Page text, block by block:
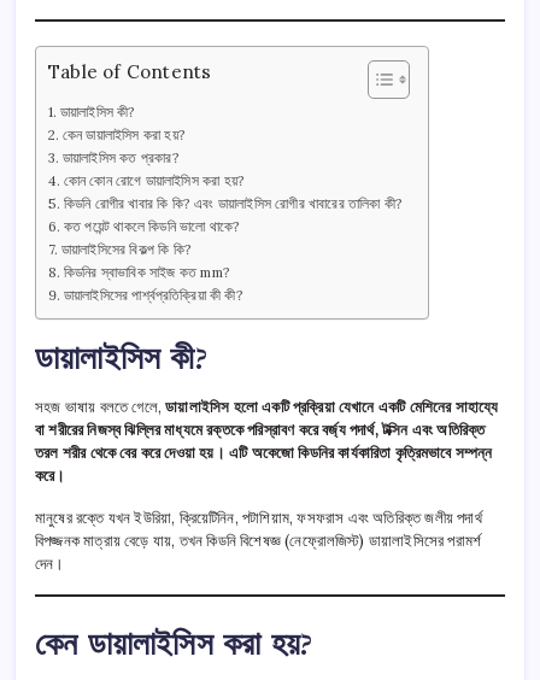
Table of Contents
ডায়ালাইসিস কী?
কেন ডায়ালাইসিস করা হয়?
ডায়ালাইসিস কত প্রকার?
কোন কোন রোগে ডায়ালাইসিস করা হয়?
কিডনি রোগীর খাবার কি কি? এবং ডায়ালাইসিস রোগীর খাবারের তালিকা কী?
কত পয়েন্ট থাকলে কিডনি ভালো থাকে?
ডায়ালাইসিসের বিকল্প কি কি?
কিডনির স্বাভাবিক সাইজ কত mm?
ডায়ালাইসিসের পার্শ্বপ্রতিক্রিয়া কী কী?
ডায়ালাইসিস কী?
সহজ ভাষায় বলতে গেলে,ডায়ালাইসিস হলো একটি প্রক্রিয়া যেখানে একটি মেশিনের সাহায্যে
বা শরীরের নিজস্ব ঝিল্লির মাধ্যমে রক্তকে পরিস্রাবণ করে বর্জ্য পদার্থ, টক্সিন এবং অতিরিক্ত
তরল শরীর থেকে বের করে দেওয়া হয়। এটি অকেজো কিডনির কার্যকারিতা কৃত্রিমভাবে সম্পন্ন
করে।
মানুষের রক্তে যখন ইউরিয়া, ক্রিয়েটিনিন, পটাশিয়াম, ফসফরাস এবং অতিরিক্ত জলীয় পদার্থ
বিপজ্জনক মাত্রায় বেড়ে যায়, তখন কিডনি বিশেষজ্ঞ (নেফ্রোলজিস্ট) ডায়ালাইসিসের পরামর্শ
দেন।
কেন ডায়ালাইসিস করা হয়?